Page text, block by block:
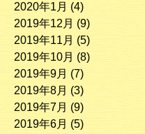
2020年1月 (4)
2019年12月 (9)
2019年11月 (5)
2019年10月 (8)
2019年9月 (7)
2019年8月 (3)
2019年7月 (9)
2019年6月 (5)